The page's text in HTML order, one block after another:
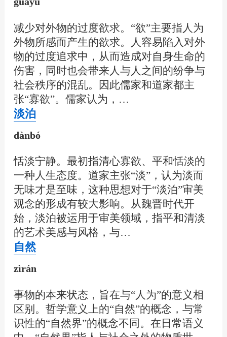
减少对外物的过度欲求。“欲”主要指人为
外物所感而产生的欲求。人容易陷入对外
物的过度追求中，从而造成对自身生命的
伤害，同时也会带来人与人之间的纷争与
社会秩序的混乱。因此儒家和道家都主
张“寡欲”。儒家认为，…
淡泊
dànbó
恬淡宁静。最初指清心寡欲、平和恬淡的
一种人生态度。道家主张“淡”，认为淡而
无味才是至味，这种思想对于“淡泊”审美
观念的形成有较大影响。从魏晋时代开
始，淡泊被运用于审美领域，指平和清淡
的艺术美感与风格，与…
自然
zìrán
事物的本来状态，旨在与“人为”的意义相
区别。哲学意义上的“自然”的概念，与常
识性的“自然界”的概念不同。在日常语义